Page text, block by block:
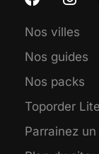
Nos villes
Nos guides
Nos packs
Toporder Lite
Parrainez